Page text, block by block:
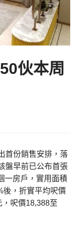
伙本周
首份銷售安排，落
盤早前已公布首張
一房戶，實用面積
後，折實平均呎價
呎價18,388至